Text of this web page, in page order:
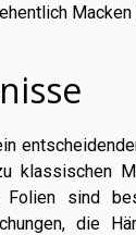
Macken
klassischen
sind
die